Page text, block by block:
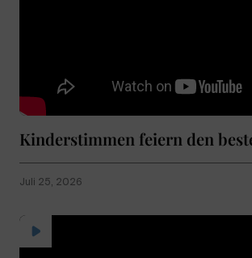
Kinderstimmen feiern den
Juli 25, 2026